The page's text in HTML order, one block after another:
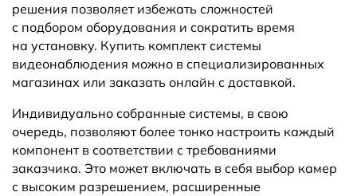
решения позволяет избежать сложностей
с подбором оборудования и сократить время
на установку. Купить комплект системы
видеонаблюдения можно в специализированных
магазинах или заказать онлайн с доставкой.
Индивидуально собранные системы, в свою
очередь, позволяют более тонко настроить каждый
компонент в соответствии с требованиями
заказчика. Это может включать в себя выбор камер
с высоким разрешением, расширенные